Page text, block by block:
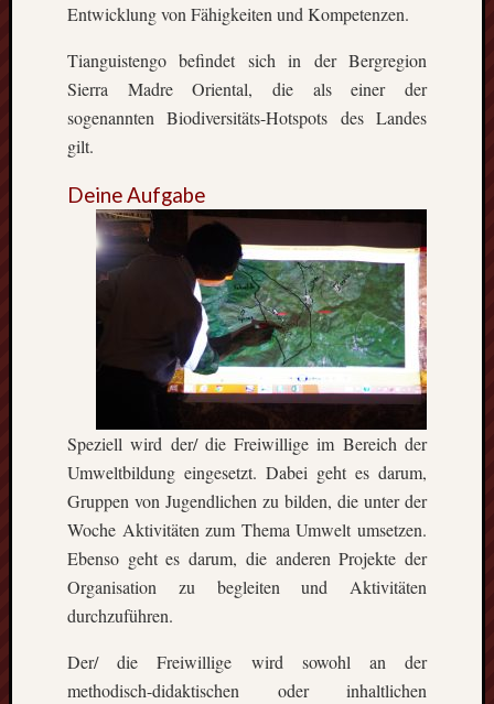
Entwicklung von Fähigkeiten und Kompetenzen.
Tianguistengo befindet sich in der Bergregion
Sierra Madre Oriental, die als einer der
sogenannten Biodiversitäts-Hotspots des Landes
gilt.
Deine Aufgabe
Speziell wird der/ die Freiwillige im Bereich der
Umweltbildung eingesetzt. Dabei geht es darum,
Gruppen von Jugendlichen zu bilden, die unter der
Woche Aktivitäten zum Thema Umwelt umsetzen.
Ebenso geht es darum, die anderen Projekte der
Organisation zu begleiten und Aktivitäten
durchzuführen.
Der/ die Freiwillige wird sowohl an der
methodisch-didaktischen oder inhaltlichen